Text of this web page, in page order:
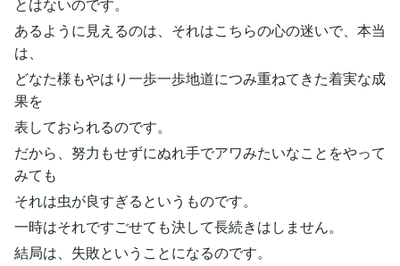
あるように見えるのは、それはこちらの心の迷いで、本当
は、
どなた様もやはり一歩一歩地道につみ重ねてきた着実な成
果を
表しておられるのです。
だから、努力もせずにぬれ手でアワみたいなことをやって
みても
それは虫が良すぎるというものです。
一時はそれですごせても決して長続きはしません。
結局は、失敗ということになるのです。